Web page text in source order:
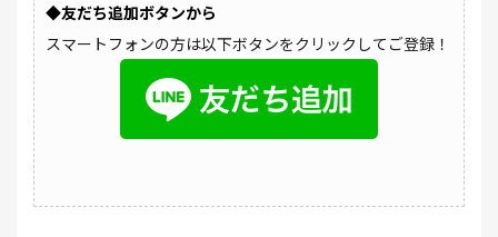
◆友だち追加ボタンから
スマートフォンの方は以下ボタンをクリックしてご登録！